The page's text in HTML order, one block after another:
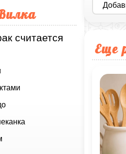
считается
Еще